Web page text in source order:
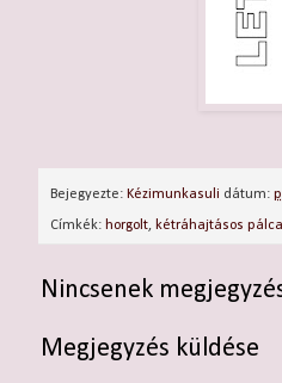
Bejegyezte: Kézimunkasuli dátum:
Címkék: horgolt, kétráhajtásos pálca
Nincsenek
Megjegyzés küldése